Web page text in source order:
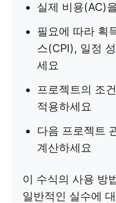
실제 비용(AC)
필요에 따라 획
스(CPI), 일정
세요
프로젝트의 조
적용하세요
다음 프로젝트
계산하세요
이 수식의 사용 방
일반적인 실수에